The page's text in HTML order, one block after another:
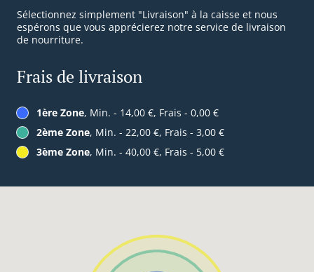
Sélectionnez simplement "Livraison" à la caisse et nous
espérons que vous apprécierez notre service de livraison
de nourriture.
Frais de livraison
1ère Zone, Min. - 14,00 €, Frais - 0,00 €
2ème Zone, Min. - 22,00 €, Frais - 3,00 €
3ème Zone, Min. - 40,00 €, Frais - 5,00 €